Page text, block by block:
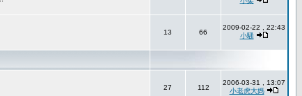
13 66
2009-02-22 , 22:43
小騷
27 112
2006-03-31 , 13:07
小老虎大媽